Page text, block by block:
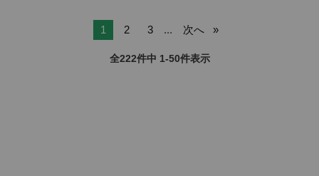
1 2 3 ... 次へ
全222件中 1-50件表示